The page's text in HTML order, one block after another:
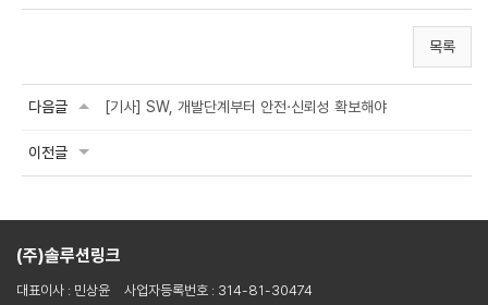
목록
다음글 [기사] SW, 개발단계부터 안전·신뢰성 확보해야
이전글
(주)솔루션링크
대표이사 : 민상윤
사업자등록번호 : 314-81-30474